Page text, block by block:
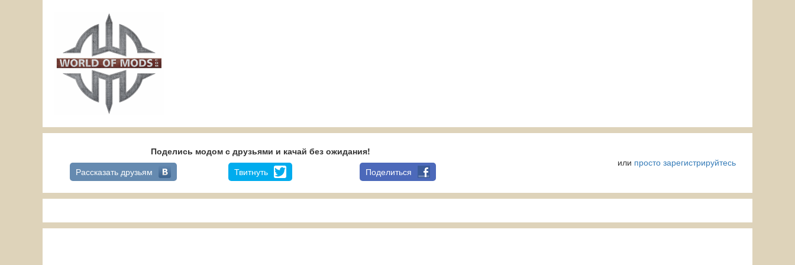
Поделись модом с друзьями и качай без ожидания!
Рассказать друзьям
Твитнуть Поделиться
или просто зарегистрируйтесь